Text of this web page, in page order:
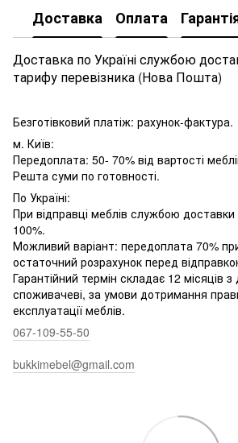
Доставка Оплата
Доставка по Україні службою
тарифу перевізника (Нова Пошта)
Безготівковий платіж: рахунок-фактура.
м. Київ:
Передоплата: 50- 70% від вартості
Решта суми по готовності.
По Україні:
При відправці меблів службою
100%.
Можливий варіант: передоплата 70%
остаточний розрахунок перед
Гарантійний термін складає 12 місяців
споживачеві, за умови дотримання
експлуатації меблів.
067-109-55-50
bukkimebel@gmail.com